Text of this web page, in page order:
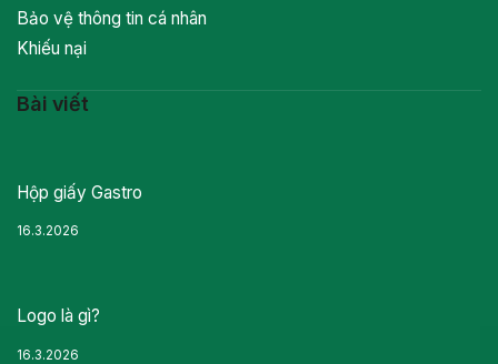
Bảo vệ thông tin cá nhân
Khiếu nại
Bài viết
Hộp giấy Gastro
16.3.2026
Logo là gì?
16.3.2026